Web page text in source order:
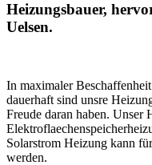
Heizungsbauer,
Uelsen.
In maximaler
dauerhaft sind unsre
Freude daran haben. Unser
Solarstrom Heizung kann
werden.